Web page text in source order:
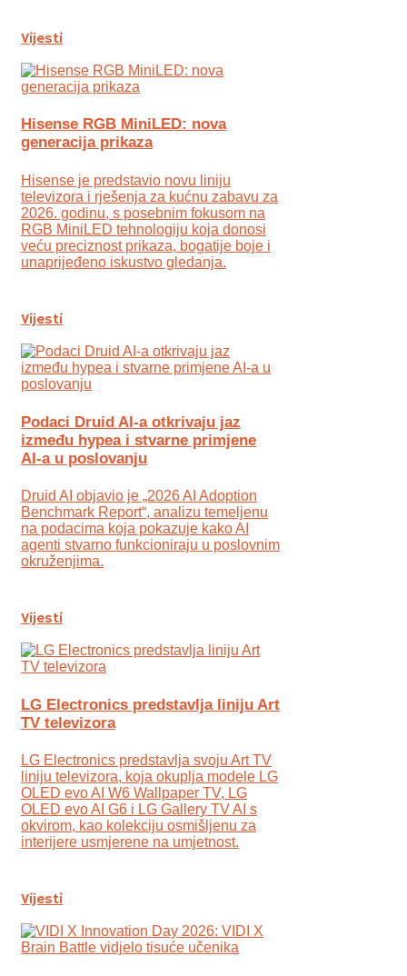
Vijesti
Hisense RGB MiniLED: nova
generacija prikaza
Hisense je predstavio novu liniju
televizora i rješenja za kućnu zabavu za
2026. godinu, s posebnim fokusom na
RGB MiniLED tehnologiju koja donosi
veću preciznost prikaza, bogatije boje i
unaprijeđeno iskustvo gledanja.
Vijesti
Podaci Druid AI-a otkrivaju jaz
između hypea i stvarne primjene
AI-a u poslovanju
Druid AI objavio je „2026 AI Adoption
Benchmark Report“, analizu temeljenu
na podacima koja pokazuje kako AI
agenti stvarno funkcioniraju u poslovnim
okruženjima.
Vijesti
LG Electronics predstavlja liniju Art
TV televizora
LG Electronics predstavlja svoju Art TV
liniju televizora, koja okuplja modele LG
OLED evo AI W6 Wallpaper TV, LG
OLED evo AI G6 i LG Gallery TV AI s
okvirom, kao kolekciju osmišljenu za
interijere usmjerene na umjetnost.
Vijesti